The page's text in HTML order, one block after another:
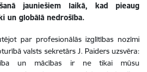
jauniešiem laikā, kad pieaug
un globālā nedrošība.
par profesionālās izglītības nozīmi
valsts sekretārs J. Paiders uzsvēra:
un mācības ir ne tikai mūsu